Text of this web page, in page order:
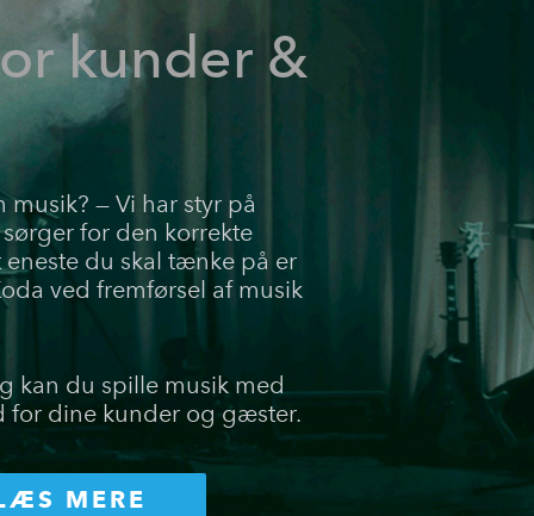
kunder &
musik? — Vi har styr på
for den korrekte
du skal tænke på er
ved fremførsel af musik
kan du spille musik med
for dine kunder og gæster.
MERE